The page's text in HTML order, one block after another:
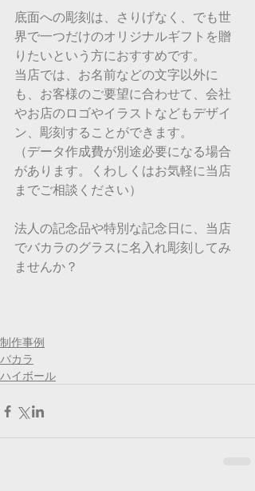
底面への彫刻は、さりげなく、でも世
界で一つだけのオリジナルギフトを贈
りたいという方におすすめです。
当店では、お名前などの文字以外に
も、お客様のご要望に合わせて、会社
やお店のロゴやイラストなどもデザイ
ン、彫刻することができます。
（データ作成費が別途必要になる場合
があります。くわしくはお気軽に当店
までご相談ください）
法人の記念品や特別な記念日に、当店
でバカラのグラスに名入れ彫刻してみ
ませんか？
制作事例
バカラ
ハイボール